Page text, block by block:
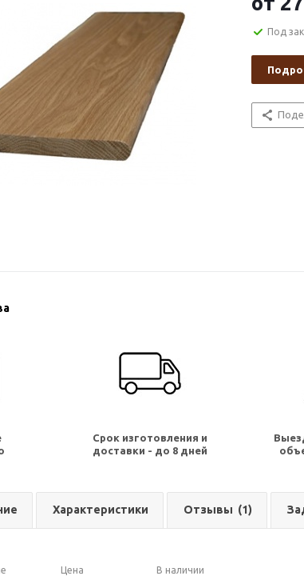
Под
Срок изготовления и
доставки - до 8 дней
Характеристики Отзывы (1)
Цена В наличии